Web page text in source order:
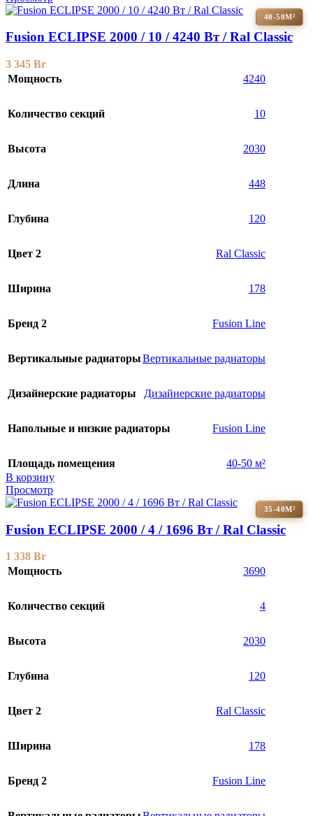
40-50М²
Fusion ECLIPSE 2000 / 10 / 4240 Вт / Ral Classic
3 345 Br
Мощность
4240
Количество секций 10
Высота 2030
Длина 448
Глубина 120
Цвет 2 Ral Classic
Ширина 178
Бренд 2 Fusion Line
Вертикальные радиаторыВертикальные радиаторы
Дизайнерские радиаторы Дизайнерские радиаторы
Напольные и низкие радиаторы Fusion Line
Площадь помещения
40-50 м²
В корзину
Просмотр
35-40М²
Fusion ECLIPSE 2000 / 4 / 1696 Вт / Ral Classic
1 338 Br
Мощность
3690
Количество секций 4
Высота 2030
Глубина 120
Цвет 2 Ral Classic
Ширина 178
Бренд 2 Fusion Line